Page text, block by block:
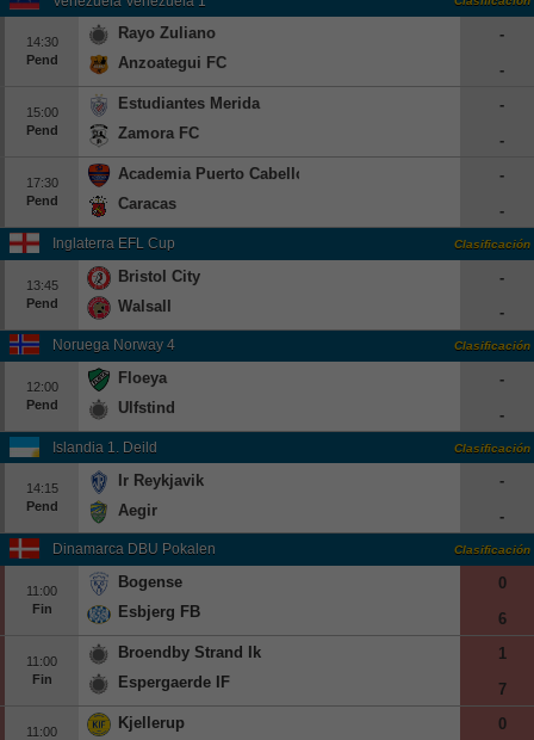
14:30
Pend
Rayo Zuliano
Anzoategui FC
-
-
15:00
Pend
Estudiantes Merida
Zamora FC
-
-
17:30
Pend
Academia Puerto Cabello
Caracas
-
-
Inglaterra EFL Cup Clasificación
13:45
Pend
Bristol City
Walsall
-
-
Noruega Norway 4 Clasificación
12:00
Pend
Floeya
Ulfstind
-
-
Islandia 1. Deild Clasificación
14:15
Pend
Ir Reykjavik
Aegir
-
-
Dinamarca DBU Pokalen Clasificación
11:00
Fin
Bogense
Esbjerg FB
0
6
11:00
Fin
Broendby Strand Ik
Espergaerde IF
1
7
11:00
Kjellerup
0
Hockey
Fútbol Americano
Clasificación
Casas de Apuestas